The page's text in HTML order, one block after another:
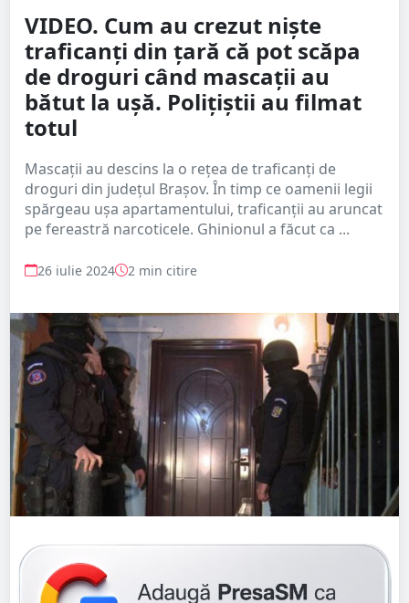
VIDEO. Cum au crezut niște
traficanți din țară că pot scăpa
de droguri când mascații au
bătut la ușă. Polițiștii au filmat
totul
Mascații au descins la o rețea de traficanți de
droguri din județul Brașov. În timp ce oamenii legii
spărgeau ușa apartamentului, traficanții au aruncat
pe fereastră narcoticele. Ghinionul a făcut ca ...
26 iulie 2024 2 min citire